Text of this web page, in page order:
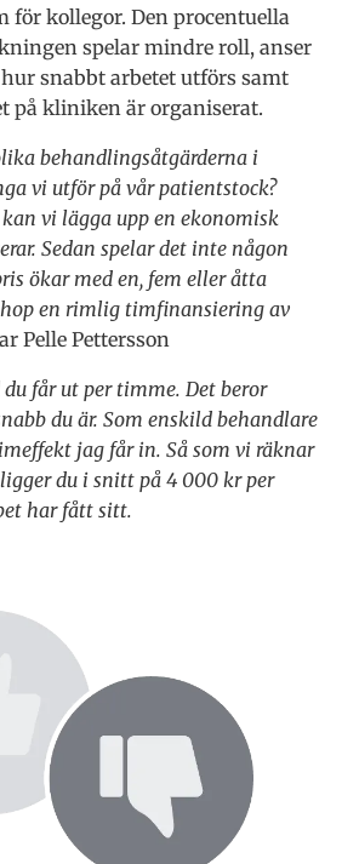
för kollegor. Den procentuella
spelar mindre roll, anser
snabbt arbetet utförs samt
på kliniken är organiserat.
behandlingsåtgärderna i
vi utför på vår patientstock?
vi lägga upp en ekonomisk
Sedan spelar det inte någon
ökar med en, fem eller åtta
en rimlig timfinansiering av
Pelle Pettersson
får ut per timme. Det beror
du är. Som enskild behandlare
jag får in. Så som vi räknar
du i snitt på 4 000 kr per
har fått sitt.